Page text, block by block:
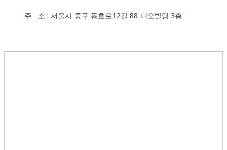
주 소 : 서울시 중구 동호로12길 88 디오빌딩 3층